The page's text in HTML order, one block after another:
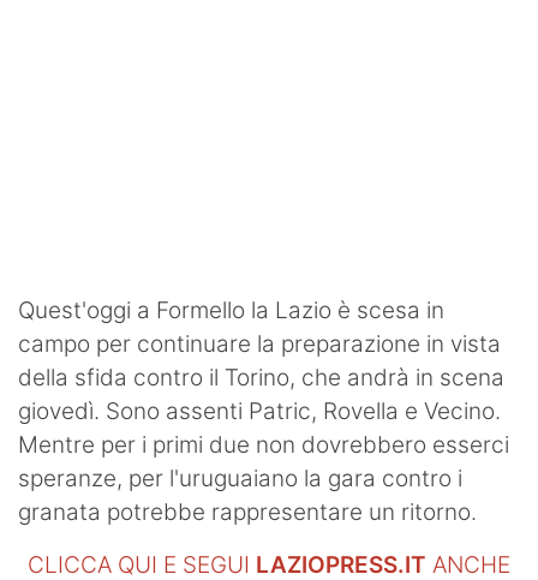
Quest'oggi a Formello la Lazio è scesa in
campo per continuare la preparazione in vista
della sfida contro il Torino, che andrà in scena
giovedì. Sono assenti Patric, Rovella e Vecino.
Mentre per i primi due non dovrebbero esserci
speranze, per l'uruguaiano la gara contro i
granata potrebbe rappresentare un ritorno.
CLICCA QUI E SEGUI LAZIOPRESS.IT ANCHE